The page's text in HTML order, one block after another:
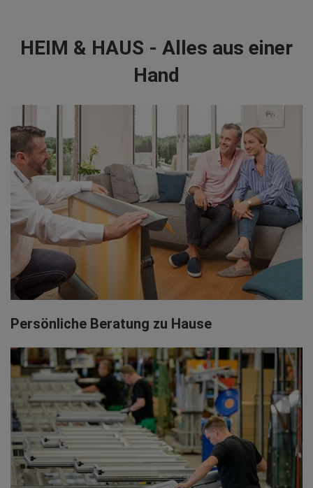
HEIM & HAUS - Alles aus einer
Hand
Persönliche Beratung zu Hause